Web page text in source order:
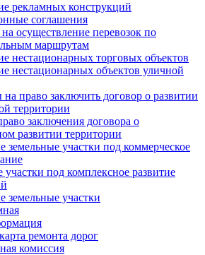
рекламных конструкций
соглашения
осуществление перевозок по
маршрутам
нестационарных торговых объектов
нестационарных объектов уличной
право заключить договор о развитии
территории
заключения договора о
развитии территории
земельные участки под коммерческое
участки под комплексное развитие
земельные участки
ремонта дорог
комиссия